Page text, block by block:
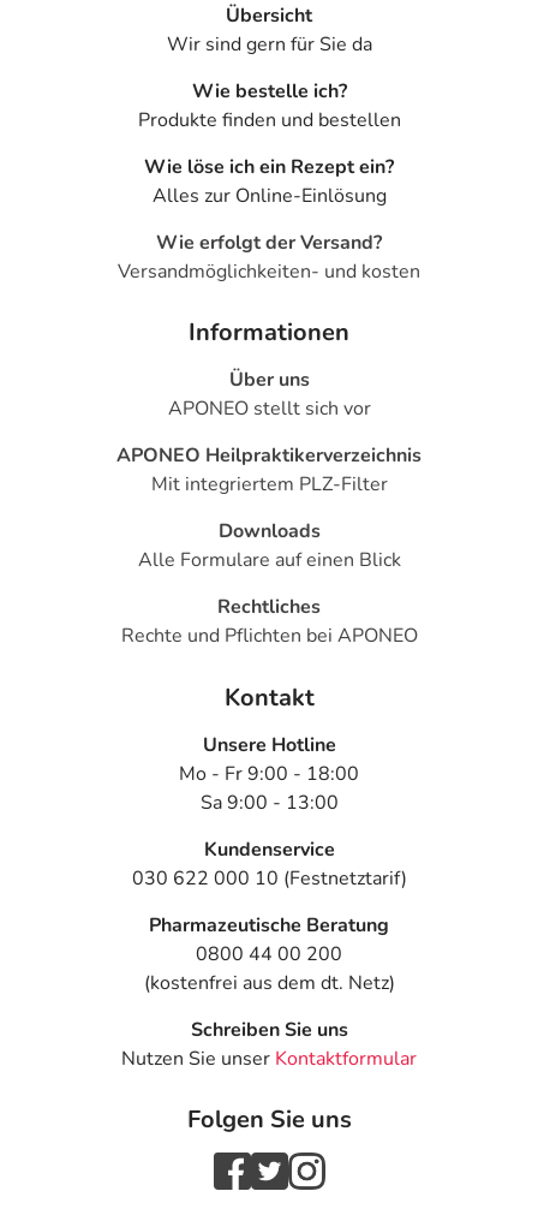
Übersicht
Wir sind gern für Sie da
Wie bestelle ich?
Produkte finden und bestellen
Wie löse ich ein Rezept ein?
Alles zur Online-Einlösung
Wie erfolgt der Versand?
Versandmöglichkeiten- und kosten
Informationen
Über uns
APONEO stellt sich vor
APONEO Heilpraktikerverzeichnis
Mit integriertem PLZ-Filter
Downloads
Alle Formulare auf einen Blick
Rechtliches
Rechte und Pflichten bei APONEO
Kontakt
Unsere Hotline
Mo - Fr 9:00 - 18:00
Sa 9:00 - 13:00
Kundenservice
030 622 000 10 (Festnetztarif)
Pharmazeutische Beratung
0800 44 00 200
(kostenfrei aus dem dt. Netz)
Schreiben Sie uns
Nutzen Sie unser Kontaktformular
Folgen Sie uns